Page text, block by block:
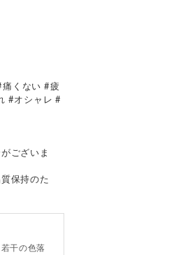
くない #疲
#オシャレ #
ございま
保持のた
干の色落